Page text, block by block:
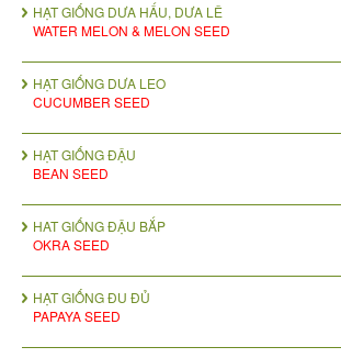
HẠT GIỐNG DƯA HẤU, DƯA LÊ
WATER MELON & MELON SEED
HẠT GIỐNG DƯA LEO
CUCUMBER SEED
HẠT GIỐNG ĐẬU
BEAN SEED
HAT GIỐNG ĐẬU BẮP
OKRA SEED
HẠT GIỐNG ĐU ĐỦ
PAPAYA SEED